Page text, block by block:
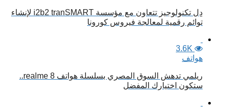
دِل تكنولوجيز تتعاون مع مؤسسة i2b2 tranSMART لإنشاء
توائم رقمية لمعالجة فيروس كورونا
3.6K
هواتف
ريلمي تدهش السوق المصري بسلسلة هواتف realme 8..
ستكون اختيارك المفضل